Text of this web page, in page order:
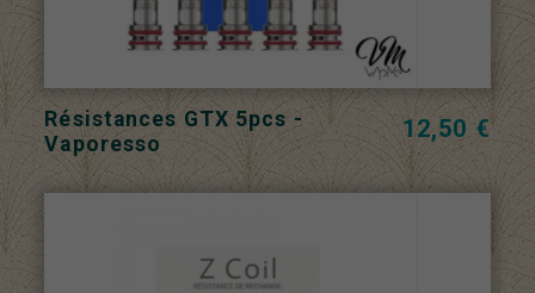
Résistances GTX 5pcs -
Vaporesso
12,50 €